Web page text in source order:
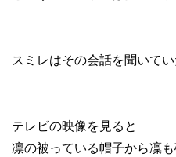
スミレはその会話を聞いてい
テレビの映像を見ると
凛の被っている帽子から凜も